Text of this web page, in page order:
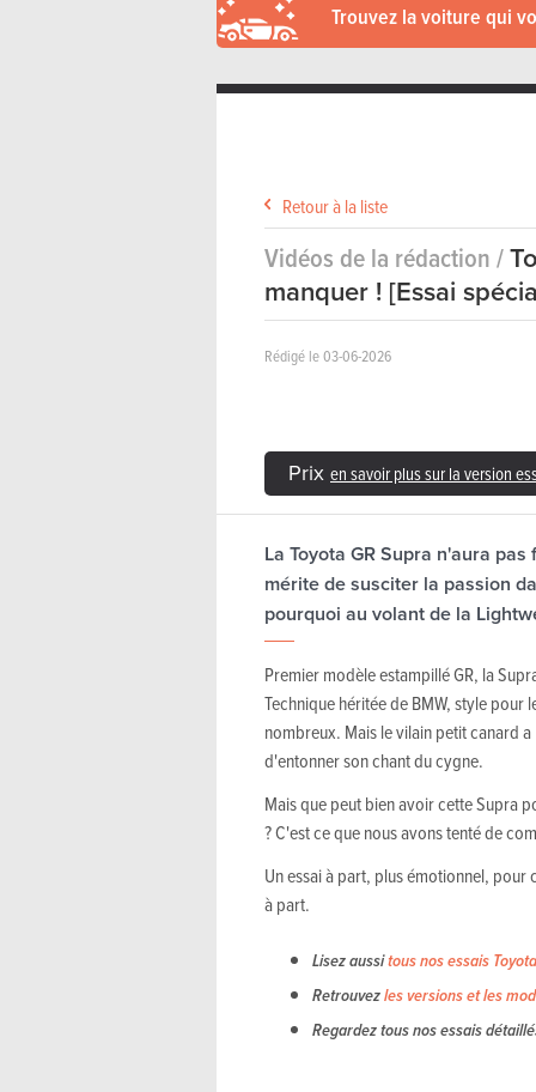
Trouvez la voiture qui
Retour à la liste
Vidéos de la rédaction /
manquer ! [Essai
Rédigé le 03-06-2026
Prix en savoir plus sur la version
La Toyota GR Supra n'aura
mérite de susciter la passion
pourquoi au volant de la
Premier modèle estampillé GR, la
Technique héritée de BMW, style
nombreux. Mais le vilain petit canard
d'entonner son chant du cygne.
Mais que peut bien avoir cette Supra
? C'est ce que nous avons tenté de
Un essai à part, plus émotionnel,
à part.
Lisez aussitous nos essais Toyota
Retrouvezles versions et les
Regardez tous nos essais